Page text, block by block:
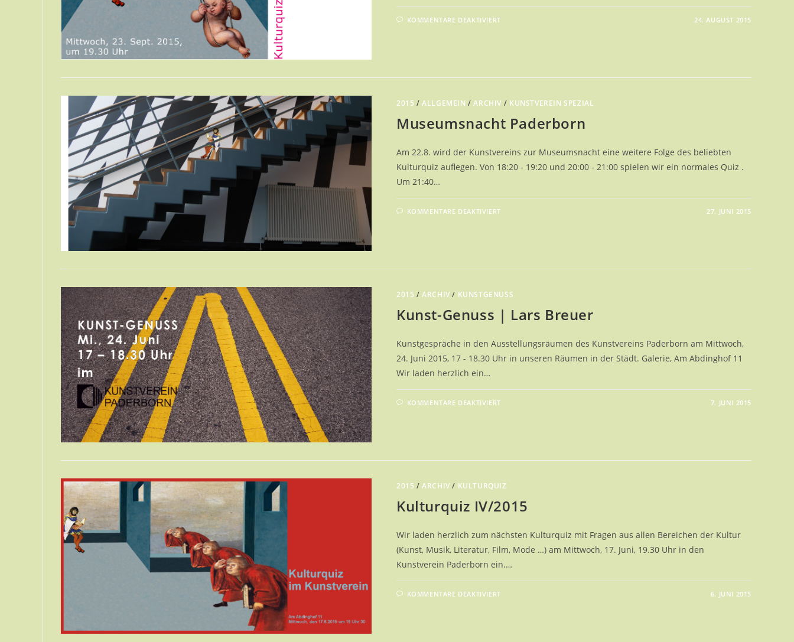
KOMMENTARE DEAKTIVIERTFÜR 24. AUGUST 2015
2015 /ALLGEMEIN /ARCHIV / KUNSTVEREIN SPEZIAL
Museumsnacht Paderborn
Am 22.8. wird der Kunstvereins zur Museumsnacht eine weitere Folge des beliebten
Kulturquiz auflegen. Von 18:20 - 19:20 und 20:00 - 21:00 spielen wir ein normales Quiz .
Um 21:40…
KOMMENTARE DEAKTIVIERTFÜR 27. JUNI 2015
2015 /ARCHIV / KUNSTGENUSS
Kunst-Genuss | Lars Breuer
Kunstgespräche in den Ausstellungsräumen des Kunstvereins Paderborn am Mittwoch,
24. Juni 2015, 17 - 18.30 Uhr in unseren Räumen in der Städt. Galerie, Am Abdinghof 11
Wir laden herzlich ein…
KOMMENTARE DEAKTIVIERTFÜR 7. JUNI 2015
2015 /ARCHIV / KULTURQUIZ
Kulturquiz IV/2015
Wir laden herzlich zum nächsten Kulturquiz mit Fragen aus allen Bereichen der Kultur
(Kunst, Musik, Literatur, Film, Mode …) am Mittwoch, 17. Juni, 19.30 Uhr in den
Kunstverein Paderborn ein.…
KOMMENTARE DEAKTIVIERTFÜR 6. JUNI 2015